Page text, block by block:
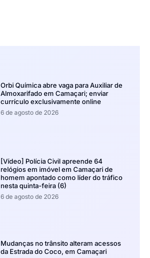
Orbi Química abre vaga para Auxiliar de
Almoxarifado em Camaçari; enviar
currículo exclusivamente online
6 de agosto de 2026
[Vídeo] Polícia Civil apreende 64
relógios em imóvel em Camaçari de
homem apontado como líder do tráfico
nesta quinta-feira (6)
6 de agosto de 2026
Mudanças no trânsito alteram acessos
da Estrada do Coco, em Camaçari